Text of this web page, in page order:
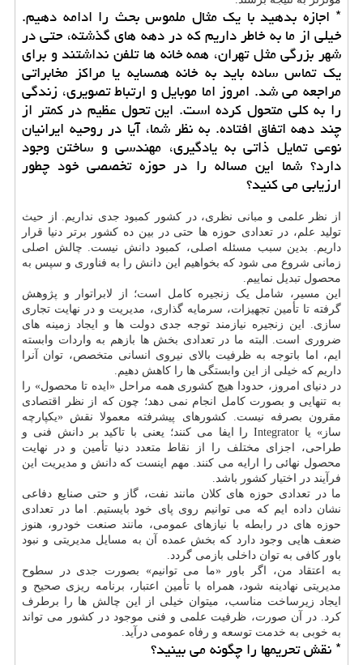
* اجازه بدهید با یک مثال ملموس بحث را ادامه دهیم.
خیلی از ما به خاطر داریم که در دهه های گذشته، حتی در
شهر بزرگی مثل تهران، همه خانه ها تلفن نداشتند و برای
یک تماس ساده باید به خانه همسایه یا مراکز مخابراتی
مراجعه می شد. امروز اما موبایل و ارتباط تصویری، زندگی
را به کلی متحول کرده است. این تحول عظیم در کمتر از
چند دهه اتفاق افتاده. به نظر شما، آیا در روحیه ایرانیان
نوعی تمایل ذاتی به یادگیری، مهندسی و ساختن وجود
دارد؟ شما این مساله را در حوزه تخصصی خود چطور
ارزیابی می کنید؟
از نظر علمی و مبانی نظری، در کشور کمبود جدی نداریم. از حیث
تولید علم، در تعدادی حوزه ها حتی در بین ده کشور برتر دنیا قرار
داریم. بدین سبب مسئله اصلی، کمبود دانش نیست. چالش اصلی
زمانی شروع می شود که بخواهیم این دانش را به فناوری و سپس به
محصول تبدیل نماییم.
این مسیر، شامل یک زنجیره کامل است؛ از لابراتوار و پژوهش
گرفته تا تأمین تجهیزات، سرمایه گذاری، مدیریت و در نهایت تجاری
سازی. این زنجیره نیازمند توجه جدی دولت ها و ایجاد زمینه های
ضروری است. البته ما در تعدادی بخش ها بازهم به واردات وابسته
ایم، اما باتوجه به ظرفیت بالای نیروی انسانی متخصص، توان آنرا
داریم که خیلی از این وابستگی ها را کاهش دهیم.
در دنیای امروز، حدودا هیچ کشوری همه مراحل «ایده تا محصول» را
به تنهایی و بصورت کامل انجام نمی دهد؛ چون که از نظر اقتصادی
مقرون بصرفه نیست. کشورهای پیشرفته معمولا نقش «یکپارچه
ساز» یا Integrator را ایفا می کنند؛ یعنی با تاکید بر دانش فنی و
طراحی، اجزای مختلف را از نقاط متعدد دنیا تأمین و در نهایت
محصول نهائی را ارایه می کنند. مهم اینست که دانش و مدیریت این
فرآیند در اختیار کشور باشد.
ما در تعدادی حوزه های کلان مانند نفت، گاز و حتی صنایع دفاعی
نشان داده ایم که می توانیم روی پای خود بایستیم. اما در تعدادی
حوزه های در رابطه با نیازهای عمومی، مانند صنعت خودرو، هنوز
ضعف هایی وجود دارد که بخش عمده آن به مسایل مدیریتی و نبود
باور کافی به توان داخلی بازمی گردد.
به اعتقاد من، اگر باور «ما می توانیم» بصورت جدی در سطوح
مدیریتی نهادینه شود، همراه با تأمین اعتبار، برنامه ریزی صحیح و
ایجاد زیرساخت مناسب، میتوان خیلی از این چالش ها را برطرف
کرد. در آن صورت، ظرفیت علمی و فنی موجود در کشور می تواند
به خوبی به خدمت توسعه و رفاه عمومی درآید.
* نقش تحریمها را چگونه می بینید؟